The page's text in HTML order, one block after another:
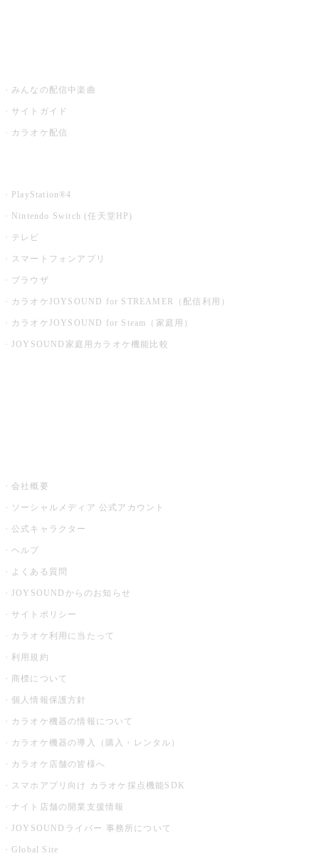
みんなの配信中楽曲
サイトガイド
カラオケ配信
PlayStation®4
Nintendo Switch (任天堂HP)
テレビ
スマートフォンアプリ
ブラウザ
カラオケJOYSOUND for STREAMER（配信利用）
カラオケJOYSOUND for Steam（家庭用）
JOYSOUND家庭用カラオケ機能比較
会社概要
ソーシャルメディア 公式アカウント
公式キャラクター
ヘルプ
よくある質問
JOYSOUNDからのお知らせ
サイトポリシー
カラオケ利用に当たって
利用規約
商標について
個人情報保護方針
カラオケ機器の情報について
カラオケ機器の導入（購入・レンタル）
カラオケ店舗の皆様へ
スマホアプリ向け カラオケ採点機能SDK
ナイト店舗の開業支援情報
JOYSOUNDライバー 事務所について
Global Site